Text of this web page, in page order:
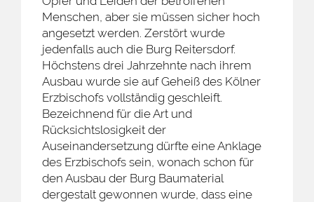
Menschen, aber sie müssen sicher hoch
angesetzt werden. Zerstört wurde
jedenfalls auch die Burg Reitersdorf.
Höchstens drei Jahrzehnte nach ihrem
Ausbau wurde sie auf Geheiß des Kölner
Erzbischofs vollständig geschleift.
Bezeichnend für die Art und
Rücksichtslosigkeit der
Auseinandersetzung dürfte eine Anklage
des Erzbischofs sein, wonach schon für
den Ausbau der Burg Baumaterial
dergestalt gewonnen wurde, dass eine